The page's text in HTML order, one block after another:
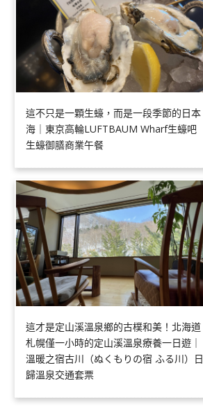
這不只是一顆生蠔，而是一段季節的日本
海｜東京高輪LUFTBAUM Wharf生蠔吧
生蠔御膳商業午餐
這才是定山溪溫泉鄉的古樸和美！北海道
札幌僅一小時的定山溪溫泉療養一日遊｜
溫暖之宿古川（ぬくもりの宿 ふる川）日
歸溫泉交通套票